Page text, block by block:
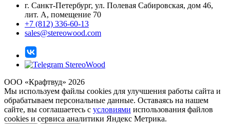
г. Санкт-Петербург, ул. Полевая Сабировская, дом 46,
лит. А, помещение 70
+7 (812) 336-60-13
sales@stereowood.com
ООО «Крафтвуд» 2026
Мы используем файлы cookies для улучшения работы сайта и
обрабатываем персональные данные. Оставаясь на нашем
сайте, вы соглашаетесь с условиями использования файлов
cookies и сервиса аналитики Яндекс Метрика.